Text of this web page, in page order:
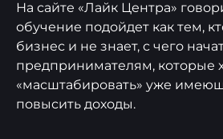
На сайте «Лайк Центра»
обучение подойдет как тем,
бизнес и не знает, с чего
предпринимателям, которые
«масштабировать» уже
повысить доходы.